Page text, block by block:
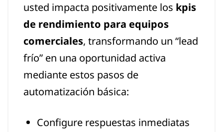
usted impacta positivamente los kpis
de rendimiento para equipos
comerciales, transformando un “lead
frío” en una oportunidad activa
mediante estos pasos de
automatización básica:
Configure respuestas inmediatas